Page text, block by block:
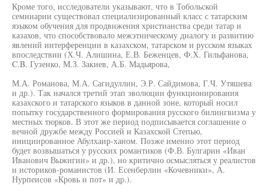
Кроме того, исследователи указывают, что в Тобольской
семинарии существовал специализированный класс с татарским
языком обучения для продвижения христианства среди татар и
казахов, что способствовало межэтническому диалогу и развитию
явлений интерференции в казахском, татарском и русском языках
впоследствии (Х.Ч. Алишина, Е.В. Беженцев, Ф.Х. Гильфанова,
C.B. Гузенко, М.З. Закиев, А.Б. Мадьярова,
М.А. Романова, М.А. Сагидуллин, Э.Р. Сайдимова, Г.Ч. Утяшева
и др.). Так начался третий этап эволюции функционирования
казахского и татарского языков в данной зоне, который носил
попытку государственного формирования русского билингвизма у
местных тюрков. В этот же период подписывается соглашение о
вечной дружбе между Россией и Казахской Степью,
инициированное Абулхаир-ханом. Позже именно этот период
будет возвышаться у русских романтиков (Ф.В. Булгарин «Иван
Иванович Выжигин» и др.), но критично осмысляться у реалистов
и историков-романистов (И. Есенберлин «Кочевники», А.
Нурпеисов «Кровь и пот» и др.).